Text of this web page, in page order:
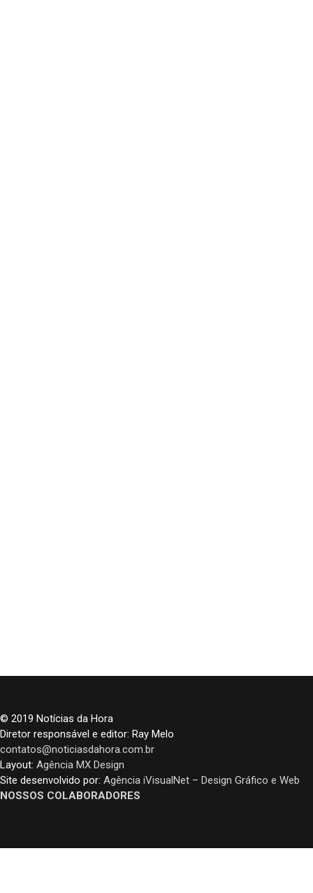
© 2019 Notícias da Hora
Diretor responsável e editor: Ray Melo
contatos@noticiasdahora.com.br
Layout: Agência MX Design
Site desenvolvido por: Agência iVisualNet – Design Gráfico e Web
NOSSOS COLABORADORES